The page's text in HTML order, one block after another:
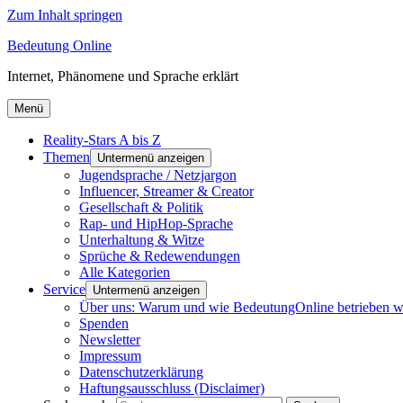
Zum Inhalt springen
Bedeutung Online
Internet, Phänomene und Sprache erklärt
Menü
Reality-Stars A bis Z
Themen
Untermenü anzeigen
Jugendsprache / Netzjargon
Influencer, Streamer & Creator
Gesellschaft & Politik
Rap- und HipHop-Sprache
Unterhaltung & Witze
Sprüche & Redewendungen
Alle Kategorien
Service Untermenü anzeigen
Über uns: Warum und wie BedeutungOnline betrieben
Spenden
Newsletter
Impressum
Datenschutzerklärung
Haftungsausschluss (Disclaimer)